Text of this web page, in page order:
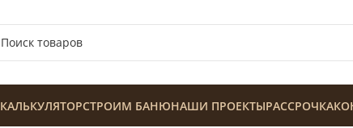
КАЛЬКУЛЯТОРСТРОИМ БАНЮНАШИ ПРОЕКТЫРАССРОЧКА